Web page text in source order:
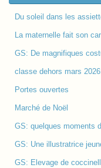
Du soleil dans les
La maternelle fait son
GS: De magnifiques
classe dehors mars
Portes ouvertes
Marché de Noël
GS: quelques moments
GS: Une illustratrice
GS: Elevage de